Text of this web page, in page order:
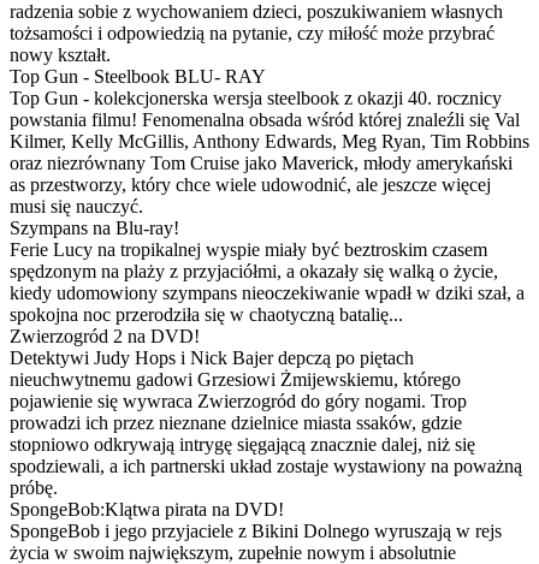
radzenia sobie z wychowaniem dzieci, poszukiwaniem własnych
tożsamości i odpowiedzią na pytanie, czy miłość może przybrać
nowy kształt.
Top Gun - Steelbook BLU- RAY
Top Gun - kolekcjonerska wersja steelbook z okazji 40. rocznicy
powstania filmu! Fenomenalna obsada wśród której znaleźli się Val
Kilmer, Kelly McGillis, Anthony Edwards, Meg Ryan, Tim Robbins
oraz niezrównany Tom Cruise jako Maverick, młody amerykański
as przestworzy, który chce wiele udowodnić, ale jeszcze więcej
musi się nauczyć.
Szympans na Blu-ray!
Ferie Lucy na tropikalnej wyspie miały być beztroskim czasem
spędzonym na plaży z przyjaciółmi, a okazały się walką o życie,
kiedy udomowiony szympans nieoczekiwanie wpadł w dziki szał, a
spokojna noc przerodziła się w chaotyczną batalię...
Zwierzogród 2 na DVD!
Detektywi Judy Hops i Nick Bajer depczą po piętach
nieuchwytnemu gadowi Grzesiowi Żmijewskiemu, którego
pojawienie się wywraca Zwierzogród do góry nogami. Trop
prowadzi ich przez nieznane dzielnice miasta ssaków, gdzie
stopniowo odkrywają intrygę sięgającą znacznie dalej, niż się
spodziewali, a ich partnerski układ zostaje wystawiony na poważną
próbę.
SpongeBob:Klątwa pirata na DVD!
SpongeBob i jego przyjaciele z Bikini Dolnego wyruszają w rejs
życia w swoim największym, zupełnie nowym i absolutnie